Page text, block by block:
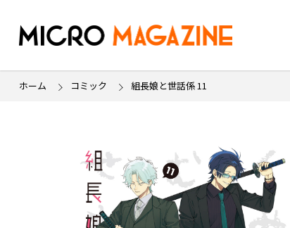
ホーム コミック 組長娘と世話係 11